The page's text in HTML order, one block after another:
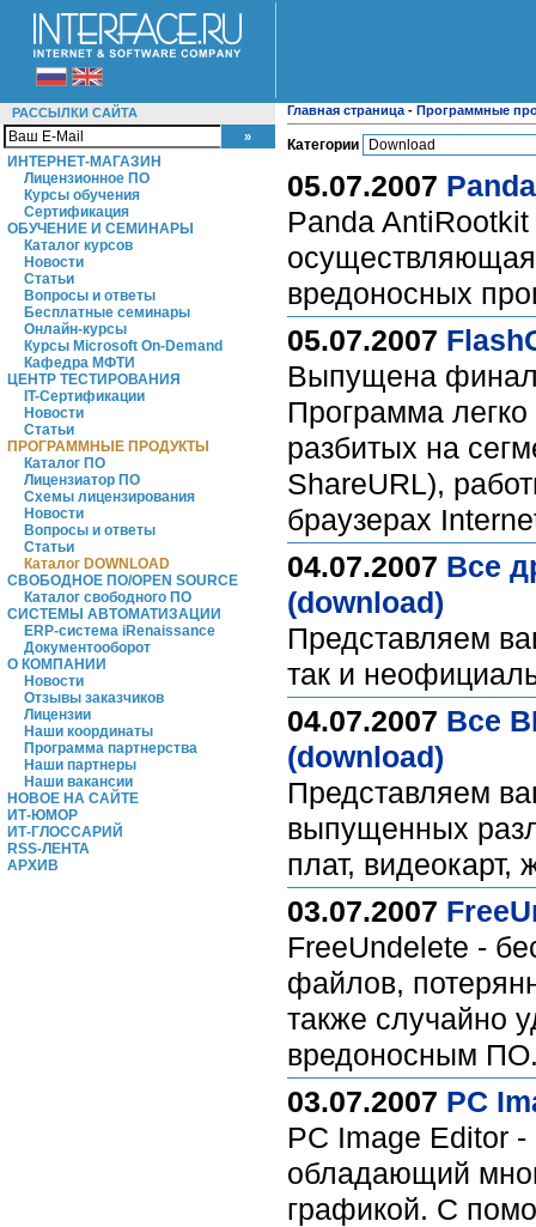
РАССЫЛКИ САЙТА
ИНТЕРНЕТ-МАГАЗИН
Лицензионное ПО
Курсы обучения
Сертификация
ОБУЧЕНИЕ И СЕМИНАРЫ
Каталог курсов
Новости
Статьи
Вопросы и ответы
Бесплатные семинары
Онлайн-курсы
Курсы Microsoft On-Demand
Кафедра МФТИ
ЦЕНТР ТЕСТИРОВАНИЯ
IT-Сертификации
Новости
Статьи
ПРОГРАММНЫЕ ПРОДУКТЫ
Каталог ПО
Лицензиатор ПО
Схемы лицензирования
Новости
Вопросы и ответы
Статьи
Каталог DOWNLOAD
СВОБОДНОЕ ПО/OPEN SOURCE
Каталог свободного ПО
СИСТЕМЫ АВТОМАТИЗАЦИИ
ERP-система iRenaissance
Документооборот
О КОМПАНИИ
Новости
Отзывы заказчиков
Лицензии
Наши координаты
Программа партнерства
Наши партнеры
Наши вакансии
НОВОЕ НА САЙТЕ
ИТ-ЮМОР
ИТ-ГЛОССАРИЙ
RSS-ЛЕНТА
АРХИВ
Главная страница - Программные
Категории
05.07.2007
Panda
вредоносных
05.07.2007
Выпущена
Программа легко
разбитых на
ShareURL),
браузерах
04.07.2007 Все
(download)
Представляем
так и
04.07.2007 Все
(download)
Представляем
выпущенных
плат, видеокарт,
03.07.2007
FreeUndelete -
файлов,
также случайно
вредоносным
03.07.2007 PC
PC Image Editor
обладающий
графикой. С